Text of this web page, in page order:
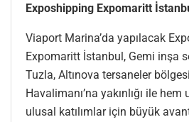
Exposhipping Expomaritt
Viaport Marina’da yapılacak
Expomaritt İstanbul, Gemi inşa
Tuzla, Altınova tersaneler
Havalimanı’na yakınlığı ile
ulusal katılımlar için büyük